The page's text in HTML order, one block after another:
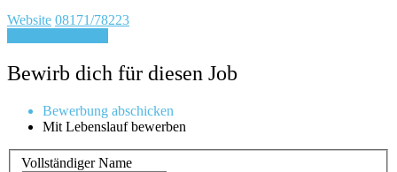
Website 08171/78223
Bewirb dich für diesen Job
Bewerbung abschicken
Mit Lebenslauf bewerben
Vollständiger Name